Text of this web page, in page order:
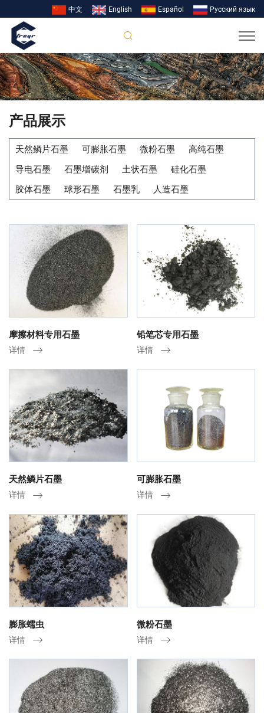
中文 English Español Pусский язык
产品展示
天然鳞片石墨 可膨胀石墨 微粉石墨
高纯石墨
导电石墨
石墨增碳剂 土状石墨
硅化石墨
胶体石墨
球形石墨 石墨乳 人造石墨
摩擦材料专用石墨
详情
铅笔芯专用石墨
详情
天然鳞片石墨
详情
可膨胀石墨
详情
膨胀蠕虫
详情
微粉石墨
详情